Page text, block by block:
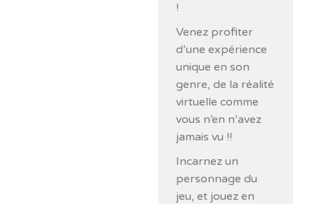
!
Venez profiter
d’une expérience
unique en son
genre, de la réalité
virtuelle comme
vous n’en n’avez
jamais vu !!
Incarnez un
personnage du
jeu, et jouez en